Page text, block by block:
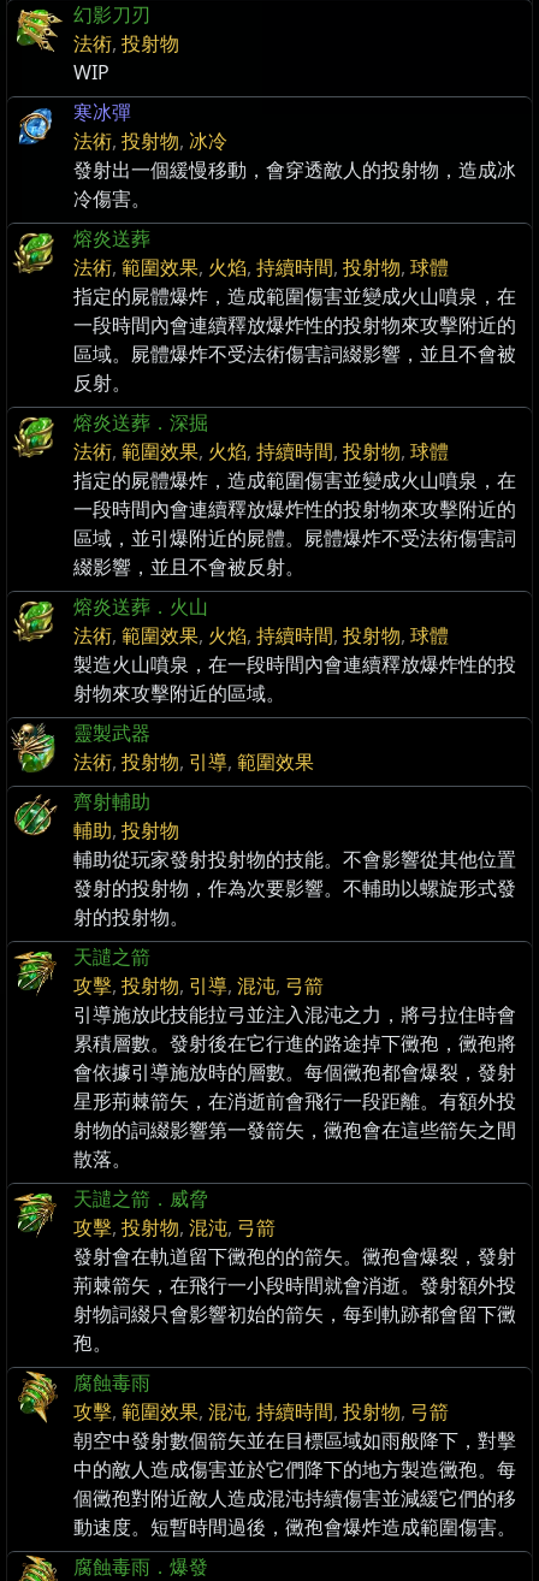
幻影刀刃
法術, 投射物
WIP
寒冰彈
法術, 投射物, 冰冷
發射出一個緩慢移動，會穿透敵人的投射物，造成冰
冷傷害。
熔炎送葬
法術, 範圍效果, 火焰, 持續時間, 投射物, 球體
指定的屍體爆炸，造成範圍傷害並變成火山噴泉，在
一段時間內會連續釋放爆炸性的投射物來攻擊附近的
區域。屍體爆炸不受法術傷害詞綴影響，並且不會被
反射。
熔炎送葬．深掘
法術, 範圍效果, 火焰, 持續時間, 投射物, 球體
指定的屍體爆炸，造成範圍傷害並變成火山噴泉，在
一段時間內會連續釋放爆炸性的投射物來攻擊附近的
區域，並引爆附近的屍體。屍體爆炸不受法術傷害詞
綴影響，並且不會被反射。
熔炎送葬．火山
法術, 範圍效果, 火焰, 持續時間, 投射物, 球體
製造火山噴泉，在一段時間內會連續釋放爆炸性的投
射物來攻擊附近的區域。
靈製武器
法術, 投射物, 引導, 範圍效果
齊射輔助
輔助, 投射物
輔助從玩家發射投射物的技能。不會影響從其他位置
發射的投射物，作為次要影響。不輔助以螺旋形式發
射的投射物。
天譴之箭
攻擊, 投射物, 引導, 混沌, 弓箭
引導施放此技能拉弓並注入混沌之力，將弓拉住時會
累積層數。發射後在它行進的路途掉下黴孢，黴孢將
會依據引導施放時的層數。每個黴孢都會爆裂，發射
星形荊棘箭矢，在消逝前會飛行一段距離。有額外投
射物的詞綴影響第一發箭矢，黴孢會在這些箭矢之間
散落。
天譴之箭．威脅
攻擊, 投射物, 混沌, 弓箭
發射會在軌道留下黴孢的的箭矢。黴孢會爆裂，發射
荊棘箭矢，在飛行一小段時間就會消逝。發射額外投
射物詞綴只會影響初始的箭矢，每到軌跡都會留下黴
孢。
腐蝕毒雨
攻擊, 範圍效果, 混沌, 持續時間, 投射物, 弓箭
朝空中發射數個箭矢並在目標區域如雨般降下，對擊
中的敵人造成傷害並於它們降下的地方製造黴孢。每
個黴孢對附近敵人造成混沌持續傷害並減緩它們的移
動速度。短暫時間過後，黴孢會爆炸造成範圍傷害。
腐蝕毒雨．爆發